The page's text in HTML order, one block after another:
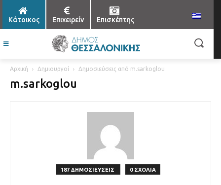
Κάτοικος Επιχειρείν Επισκέπτης
Αρχική Δημιουργοί Δημοσιεύσεις από m.sarkoglou
m.sarkoglou
187 ΔΗΜΟΣΙΕΥΣΕΙΣ 0 ΣΧΟΛΙΑ